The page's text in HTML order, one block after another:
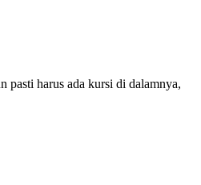
pasti harus ada kursi di dalamnya,